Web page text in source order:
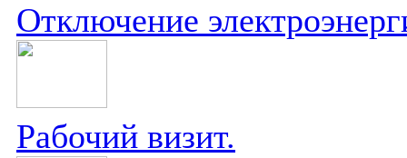
Отключение
Рабочий визит.